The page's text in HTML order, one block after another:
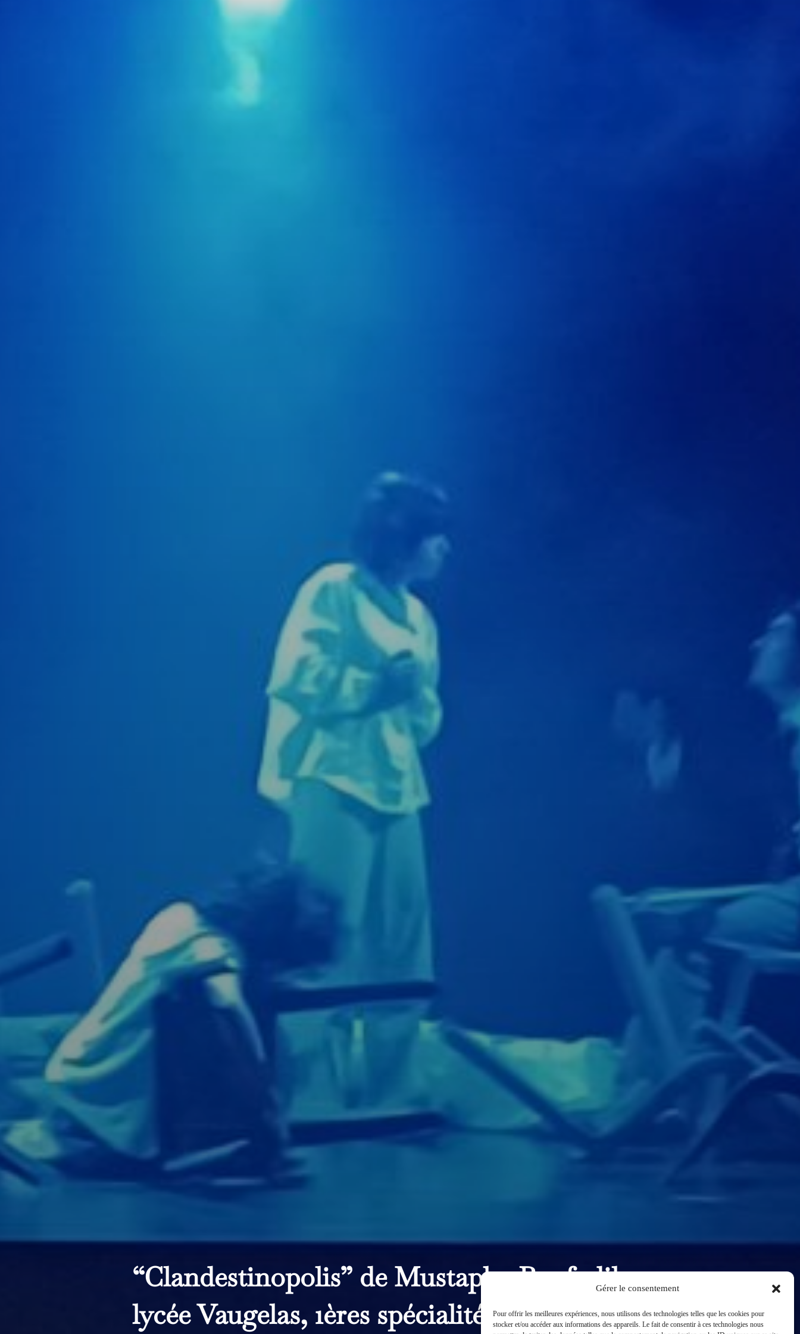
Gérer le consentement
Pour offrir les meilleures expériences, nous utilisons des technologies telles que les cookies pour
stocker et/ou accéder aux informations des appareils. Le fait de consentir à ces technologies nous
“Clandestinopolis” de Mustapha Benfodil au
lycée Vaugelas, 1ères spécialité Théâtre